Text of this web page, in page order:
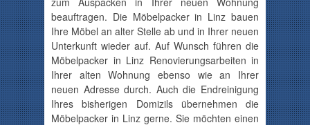
beauftragen. Die Möbelpacker in Linz bauen
Ihre Möbel an alter Stelle ab und in Ihrer neuen
Unterkunft wieder auf. Auf Wunsch führen die
Möbelpacker in Linz Renovierungsarbeiten in
Ihrer alten Wohnung ebenso wie an Ihrer
neuen Adresse durch. Auch die Endreinigung
Ihres bisherigen Domizils übernehmen die
Möbelpacker in Linz gerne. Sie möchten einen